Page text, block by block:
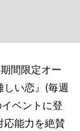
間限定オー
しい恋』(毎週
ベントに登
応能力を絶賛